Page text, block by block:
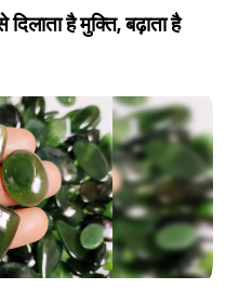
है मुक्ति, बढ़ाता है